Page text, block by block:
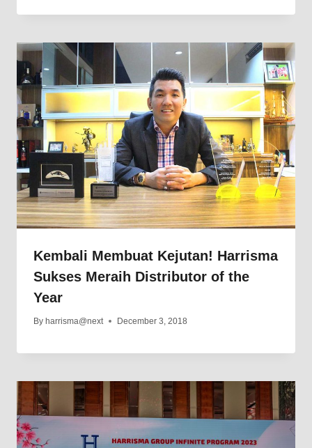
Kembali Membuat Kejutan! Harrisma
Sukses Meraih Distributor of the
Year
By harrisma@next December 3, 2018